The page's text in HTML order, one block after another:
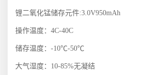
锂二氧化锰储存元件:3.0V950mAh
操作温度： 4C-40C
储存温度： -10℃-50℃
大气湿度： 10-85%无凝结